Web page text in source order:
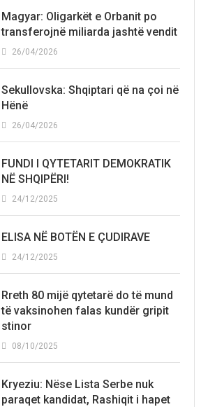
Magyar: Oligarkët e Orbanit po
transferojnë miliarda jashtë vendit
26/04/2026
Sekullovska: Shqiptari që na çoi në
Hënë
26/04/2026
FUNDI I QYTETARIT DEMOKRATIK
NË SHQIPËRI!
24/12/2025
ELISA NË BOTËN E ÇUDIRAVE
24/12/2025
Rreth 80 mijë qytetarë do të mund
të vaksinohen falas kundër gripit
stinor
08/10/2025
Kryeziu: Nëse Lista Serbe nuk
paraqet kandidat, Rashiqit i hapet